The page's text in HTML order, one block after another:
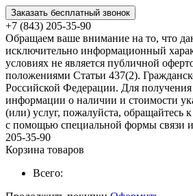
Заказать бесплатный звонок
+7 (843) 205-35-90
Обращаем ваше внимание на то, что
исключительно информационный
условиях не является публичной
положениями Статьи 437(2).
Российской Федерации. Для
информации о наличии и стоимости
(или) услуг, пожалуйста, обращайтесь
с помощью специальной формы связи
205-35-90
Корзина товаров
Всего: